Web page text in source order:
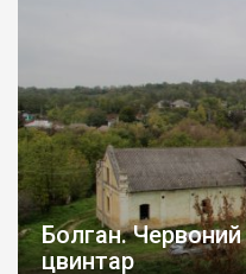
Болган.
цвинтар